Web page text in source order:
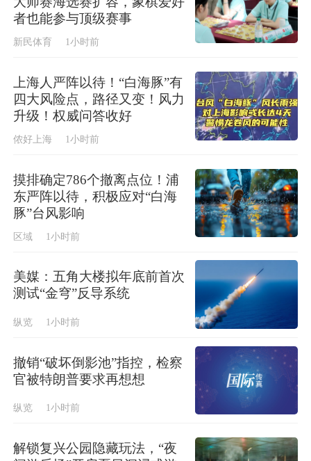
者也能参与顶级赛事
新民体育 1小时前
上海人严阵以待！“白海豚”有
四大风险点，路径又变！风力
升级！权威问答收好
侬好上海 1小时前
摸排确定786个撤离点位！浦
东严阵以待，积极应对“白海
豚”台风影响
区域 1小时前
美媒：五角大楼拟年底前首次
测试“金穹”反导系统
纵览 1小时前
撤销“破坏倒影池”指控，检察
官被特朗普要求再想想
纵览 1小时前
解锁复兴公园隐藏玩法，“夜